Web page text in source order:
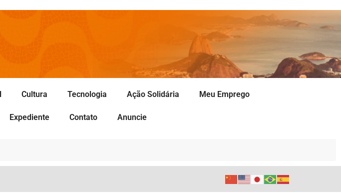
Cultura Tecnologia Ação Solidária Meu Emprego
Expediente Contato Anuncie